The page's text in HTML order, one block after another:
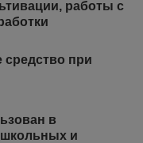
работы с
средство при
в
и